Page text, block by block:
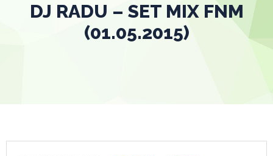
DJ RADU – SET MIX FNM
(01.05.2015)